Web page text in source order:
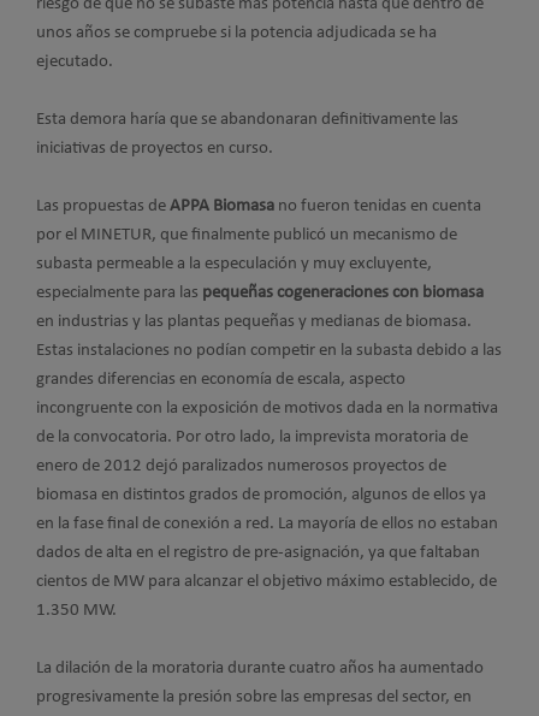
riesgo de que no se subaste más potencia hasta que dentro de
unos años se compruebe si la potencia adjudicada se ha
ejecutado.
Esta demora haría que se abandonaran definitivamente las
iniciativas de proyectos en curso.
Las propuestas de APPA Biomasa no fueron tenidas en cuenta
por el MINETUR, que finalmente publicó un mecanismo de
subasta permeable a la especulación y muy excluyente,
especialmente para las pequeñas cogeneraciones con biomasa
en industrias y las plantas pequeñas y medianas de biomasa.
Estas instalaciones no podían competir en la subasta debido a las
grandes diferencias en economía de escala, aspecto
incongruente con la exposición de motivos dada en la normativa
de la convocatoria. Por otro lado, la imprevista moratoria de
enero de 2012 dejó paralizados numerosos proyectos de
biomasa en distintos grados de promoción, algunos de ellos ya
en la fase final de conexión a red. La mayoría de ellos no estaban
dados de alta en el registro de pre-asignación, ya que faltaban
cientos de MW para alcanzar el objetivo máximo establecido, de
1.350 MW.
La dilación de la moratoria durante cuatro años ha aumentado
progresivamente la presión sobre las empresas del sector, en